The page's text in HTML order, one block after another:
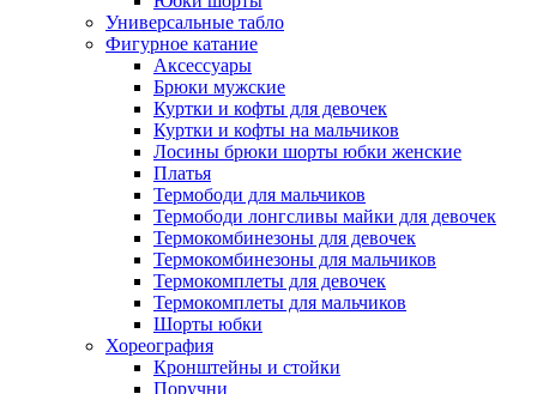
Универсальные табло
Фигурное катание
Аксессуары
Брюки мужские
Куртки и кофты для девочек
Куртки и кофты на мальчиков
Лосины брюки шорты юбки женские
Платья
Термободи для мальчиков
Термободи лонгсливы майки для девочек
Термокомбинезоны для девочек
Термокомбинезоны для мальчиков
Термокомплеты для девочек
Термокомплеты для мальчиков
Шорты юбки
Хореография
Кронштейны и стойки
Поручни